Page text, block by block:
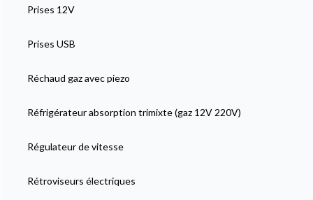
Prises 12V
Prises USB
Réchaud gaz avec piezo
Réfrigérateur absorption trimixte (gaz 12V 220V)
Régulateur de vitesse
Rétroviseurs électriques